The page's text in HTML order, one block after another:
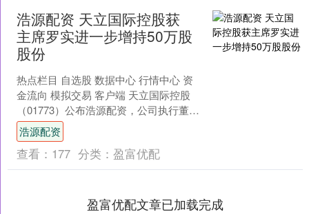
浩源配资 天立国际控股获
主席罗实进一步增持50万股
股份
热点栏目 自选股 数据中心 行情中心 资
金流向 模拟交易 客户端 天立国际控股
（01773）公布浩源配资，公司执行董
事、主席兼行政总裁罗实先生于2026年1
月1....
浩源配资
查看： 177 分类： 盈富优配
盈富优配文章已加载完成